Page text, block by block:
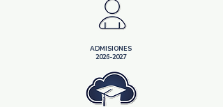
ADMISIONES
2026-2027